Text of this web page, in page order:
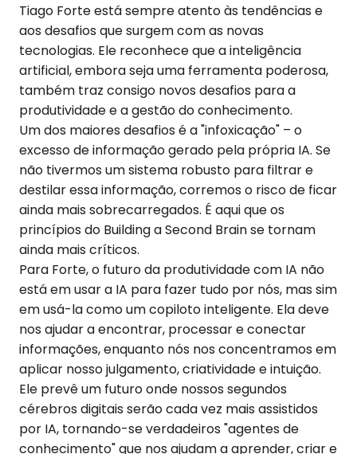
Tiago Forte está sempre atento às tendências e
aos desafios que surgem com as novas
tecnologias. Ele reconhece que a inteligência
artificial, embora seja uma ferramenta poderosa,
também traz consigo novos desafios para a
produtividade e a gestão do conhecimento.
Um dos maiores desafios é a "infoxicação" – o
excesso de informação gerado pela própria IA. Se
não tivermos um sistema robusto para filtrar e
destilar essa informação, corremos o risco de ficar
ainda mais sobrecarregados. É aqui que os
princípios do Building a Second Brain se tornam
ainda mais críticos.
Para Forte, o futuro da produtividade com IA não
está em usar a IA para fazer tudo por nós, mas sim
em usá-la como um copiloto inteligente. Ela deve
nos ajudar a encontrar, processar e conectar
informações, enquanto nós nos concentramos em
aplicar nosso julgamento, criatividade e intuição.
Ele prevê um futuro onde nossos segundos
cérebros digitais serão cada vez mais assistidos
por IA, tornando-se verdadeiros "agentes de
conhecimento" que nos ajudam a aprender, criar e